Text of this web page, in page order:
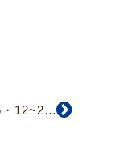
テサロニケの信徒への手紙一 5・12~28